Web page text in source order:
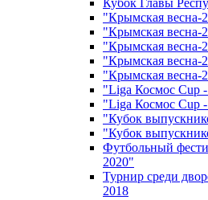
Кубок Главы
"Крымская весна-
"Крымская весна-
"Крымская весна-
"Крымская весна-
"Крымская весна-
"Liga Космос Cup
"Liga Космос Cup
"Кубок
"Кубок
Футбольный
2020"
Турнир среди
2018